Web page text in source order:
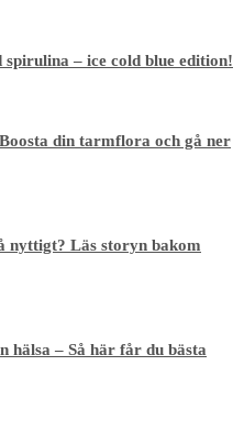
– ice cold blue edition!
din tarmflora och gå ner
nyttigt? Läs storyn bakom
hälsa – Så här får du bästa